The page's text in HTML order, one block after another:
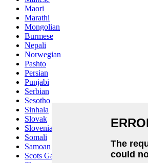
Maori
Marathi
Mongolian
Burmese
Nepali
Norwegian
Pashto
Persian
Punjabi
Serbian
Sesotho
Sinhala
Slovak
Slovenian
Somali
Samoan
Scots Gaelic